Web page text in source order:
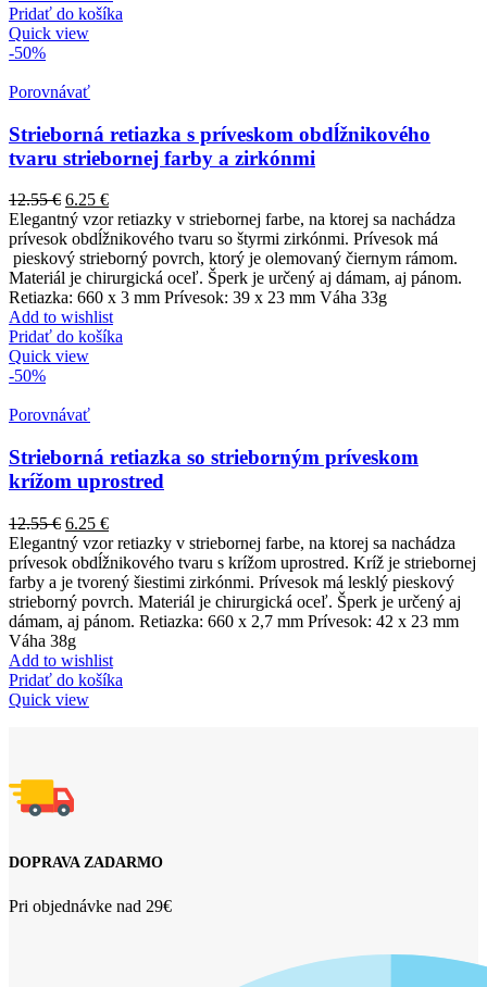
Pridať do košíka
Quick view
-50%
Porovnávať
Strieborná retiazka s príveskom obdĺžnikového
tvaru striebornej farby a zirkónmi
12.55€ 6.25 €
Elegantný vzor retiazky v striebornej farbe, na ktorej sa nachádza
prívesok obdĺžnikového tvaru so štyrmi zirkónmi. Prívesok má
pieskový strieborný povrch, ktorý je olemovaný čiernym rámom.
Materiál je chirurgická oceľ. Šperk je určený aj dámam, aj pánom.
Retiazka: 660 x 3 mm Prívesok: 39 x 23 mm Váha 33g
Add to wishlist
Pridať do košíka
Quick view
-50%
Porovnávať
Strieborná retiazka so strieborným príveskom
krížom uprostred
12.55€ 6.25 €
Elegantný vzor retiazky v striebornej farbe, na ktorej sa nachádza
prívesok obdĺžnikového tvaru s krížom uprostred. Kríž je striebornej
farby a je tvorený šiestimi zirkónmi. Prívesok má lesklý pieskový
strieborný povrch. Materiál je chirurgická oceľ. Šperk je určený aj
dámam, aj pánom. Retiazka: 660 x 2,7 mm Prívesok: 42 x 23 mm
Váha 38g
Add to wishlist
Pridať do košíka
Quick view
DOPRAVA ZADARMO
Pri objednávke nad 29€